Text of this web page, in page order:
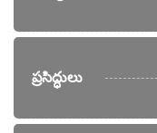
ప్రసిద్ధులు